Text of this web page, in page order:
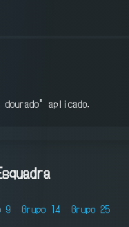
dourado" aplicado.
9 Grupo 14
Grupo 25